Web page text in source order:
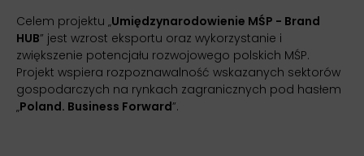
Celem projektu „Umiędzynarodowienie MŚP - Brand
HUB” jest wzrost eksportu oraz wykorzystanie i
zwiększenie potencjału rozwojowego polskich MŚP.
Projekt wspiera rozpoznawalność wskazanych sektorów
gospodarczych na rynkach zagranicznych pod hasłem
„Poland. Business Forward”.